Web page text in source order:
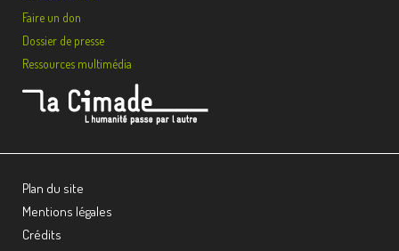
Faire un don
Dossier de presse
Ressources multimédia
Plan du site
Mentions légales
Crédits